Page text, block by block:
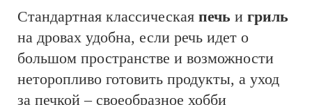
Стандартная классическая печь и гриль
на дровах удобна, если речь идет о
большом пространстве и возможности
неторопливо готовить продукты, а уход
за печкой – своеобразное хобби